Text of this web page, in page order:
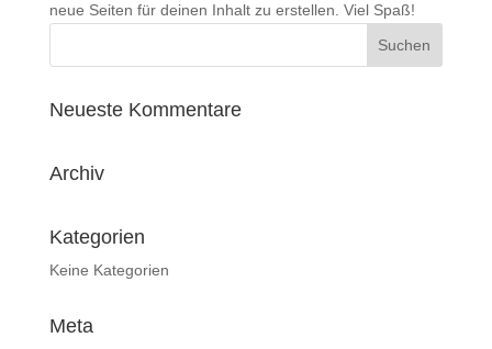
neue Seiten für deinen Inhalt zu erstellen. Viel Spaß!
Neueste Kommentare
Archiv
Kategorien
Keine Kategorien
Meta